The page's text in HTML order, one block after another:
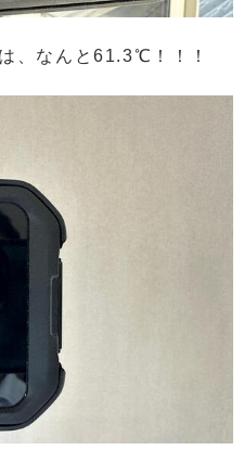
、なんと61.3℃！！！